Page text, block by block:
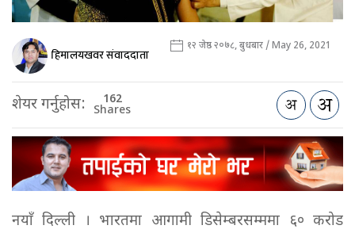
हिमालयखवर संवाददाता १२ जेष्ठ २०७८, बुधबार / May 26, 2021
शेयर गर्नुहोस: 162
Shares
नयाँ दिल्ली । भारतमा आगामी डिसेम्बरसम्ममा ६० करोड